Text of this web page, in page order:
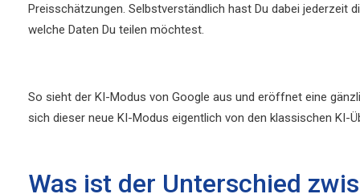
Preisschätzungen. Selbstverständlich hast Du dabei jederzeit
welche Daten Du teilen möchtest.
So sieht der KI-Modus von Google aus und eröffnet eine
sich dieser neue KI-Modus eigentlich von den klassischen KI-
Was ist der Unterschied